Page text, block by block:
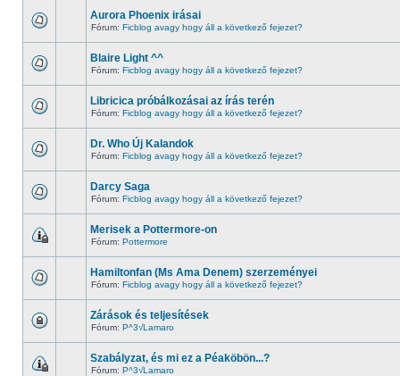
Aurora Phoenix irásai
Fórum: Ficblog avagy hogy áll a következő fejezet?
Blaire Light ^^
Fórum: Ficblog avagy hogy áll a következő fejezet?
Libricica próbálkozásai az írás terén
Fórum: Ficblog avagy hogy áll a következő fejezet?
Dr. Who Új Kalandok
Fórum: Ficblog avagy hogy áll a következő fejezet?
Darcy Saga
Fórum: Ficblog avagy hogy áll a következő fejezet?
Merisek a Pottermore-on
Fórum: Pottermore
Hamiltonfan (Ms Ama Denem) szerzeményei
Fórum: Ficblog avagy hogy áll a következő fejezet?
Zárások és teljesítések
Fórum: P^3√Lamaro
Szabályzat, és mi ez a Péaköbön...?
Fórum: P^3√Lamaro